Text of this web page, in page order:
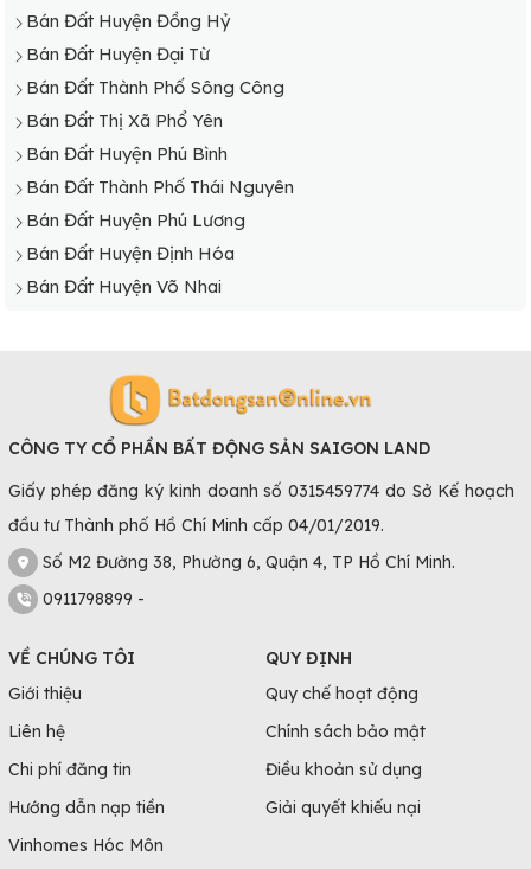
Bán Đất Huyện Đồng Hỷ
Bán Đất Huyện Đại Từ
Bán Đất Thành Phố Sông Công
Bán Đất Thị Xã Phổ Yên
Bán Đất Huyện Phú Bình
Bán Đất Thành Phố Thái Nguyên
Bán Đất Huyện Phú Lương
Bán Đất Huyện Định Hóa
Bán Đất Huyện Võ Nhai
CÔNG TY CỔ PHẦN BẤT ĐỘNG SẢN SAIGON LAND
Giấy phép đăng ký kinh doanh số 0315459774 do Sở Kế hoạch
đầu tư Thành phố Hồ Chí Minh cấp 04/01/2019.
Số M2 Đường 38, Phường 6, Quận 4, TP Hồ Chí Minh.
0911798899 -
VỀ CHÚNG TÔI
Giới thiệu
Liên hệ
Chi phí đăng tin
Hướng dẫn nạp tiền
Vinhomes Hóc Môn
QUY ĐỊNH
Quy chế hoạt động
Chính sách bảo mật
Điều khoản sử dụng
Giải quyết khiếu nại